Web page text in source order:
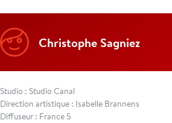
Christophe Sagniez
Studio : Studio Canal
Direction artistique : Isabelle Brannens
Diffuseur : France 5